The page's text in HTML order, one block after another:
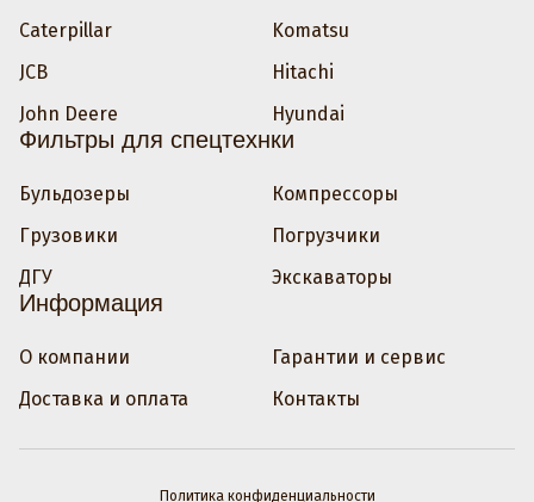
Caterpillar
JCB
John Deere
Komatsu
Hitachi
Hyundai
Фильтры для спецтехнки
Бульдозеры
Грузовики
ДГУ
Компрессоры
Погрузчики
Экскаваторы
Информация
О компании
Доставка и оплата
Гарантии и сервис
Контакты
Политика конфиденциальности